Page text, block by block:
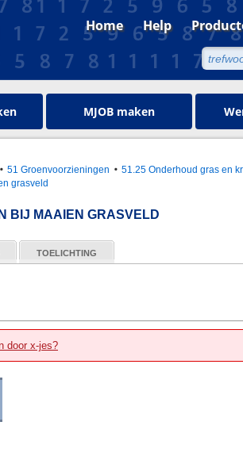
Home Help
MJOB maken
51 Groenvoorzieningen
51.25 Onderhoud gras en
grasveld
BIJ MAAIEN GRASVELD
TOELICHTING
door x-jes?